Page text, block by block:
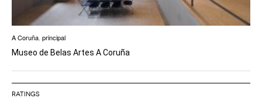
A Coruña, principal
Museo de Belas Artes A Coruña
RATINGS